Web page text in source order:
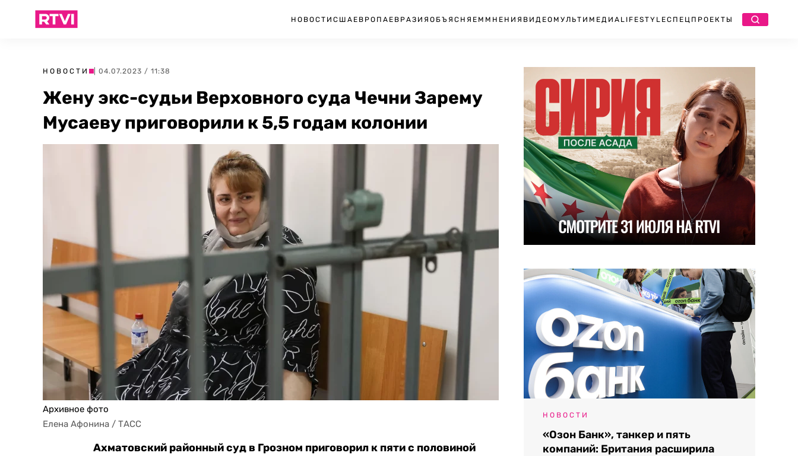
НОВОСТИ США ЕВРОПА ЕВРАЗИЯ ОБЪЯСНЯЕМ МНЕНИЯ ВИДЕО МУЛЬТИМЕДИА LIFESTYLEСПЕЦПРОЕКТЫ
НОВОСТИ | 04.07.2023 / 11:38
Жену экс-судьи Верховного суда Чечни Зарему
Мусаеву приговорили к 5,5 годам колонии
Архивное фото
Елена Афонина / ТАСС
Ахматовский районный суд в Грозном приговорил к пяти с половиной
НОВОСТИ
«Озон Банк», танкер и пять
компаний: Британия расширила